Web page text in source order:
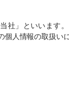
社」といいます
個人情報の取扱い